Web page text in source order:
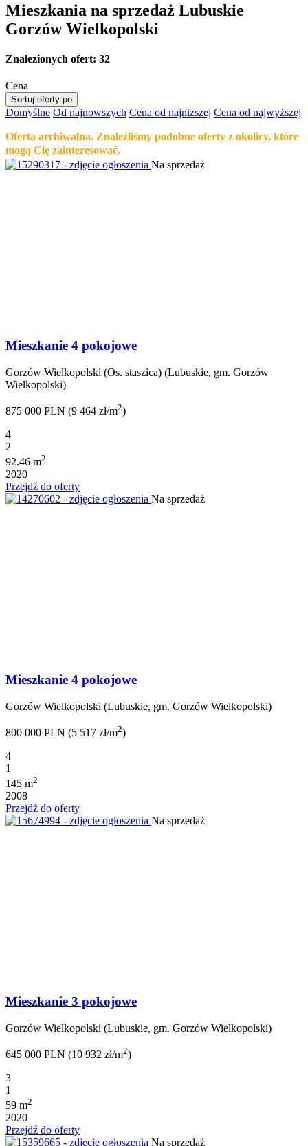
Mieszkania na sprzedaż Lubuskie
Gorzów Wielkopolski
Znalezionych ofert: 32
Cena
Sortuj oferty po
Domyślne Od najnowszych Cena od najniższej Cena od najwyższej
Oferta archiwalna. Znaleźliśmy podobne oferty z okolicy, które
mogą Cię zainteresować.
Na sprzedaż
Mieszkanie 4 pokojowe
Gorzów Wielkopolski (Os. staszica) (Lubuskie, gm. Gorzów
Wielkopolski)
875 000 PLN (9 464 zł/m2)
4
2
92.46 m2
2020
Przejdź do oferty
Na sprzedaż
Mieszkanie 4 pokojowe
Gorzów Wielkopolski (Lubuskie, gm. Gorzów Wielkopolski)
800 000 PLN (5 517 zł/m2)
4
1
145 m2
2008
Przejdź do oferty
Na sprzedaż
Mieszkanie 3 pokojowe
Gorzów Wielkopolski (Lubuskie, gm. Gorzów Wielkopolski)
645 000 PLN (10 932 zł/m2)
3
1
59 m2
2020
Przejdź do oferty
Na sprzedaż